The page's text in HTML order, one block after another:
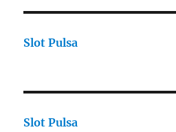
Slot Pulsa
Slot Pulsa